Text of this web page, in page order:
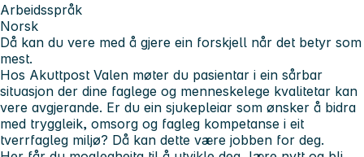
Arbeidsspråk
Norsk
Då kan du vere med å gjere ein forskjell når det betyr som
mest.
Hos Akuttpost Valen møter du pasientar i ein sårbar
situasjon der dine faglege og menneskelege kvalitetar kan
vere avgjerande. Er du ein sjukepleiar som ønsker å bidra
med tryggleik, omsorg og fagleg kompetanse i eit
tverrfagleg miljø? Då kan dette være jobben for deg.